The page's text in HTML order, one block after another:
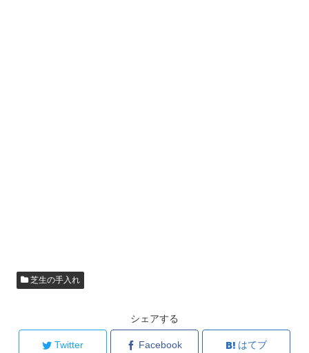
芝生の手入れ
シェアする
Twitter Facebook はてブ